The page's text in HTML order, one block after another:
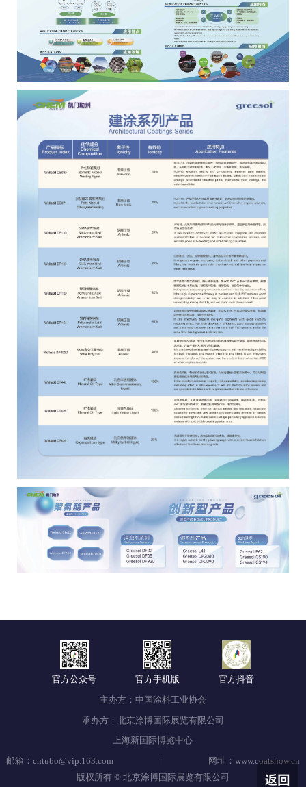
官方公众号 官方手机版
官方抖音
主办方：中国涂料工业协会
承办方：北京涂博国际展览有限公司
上海新国际博览中心
邮箱：cntubo@vip.163.com
|
网址：www.coatshow.cn
版权所有 © 北京涂博国际展览有限公司